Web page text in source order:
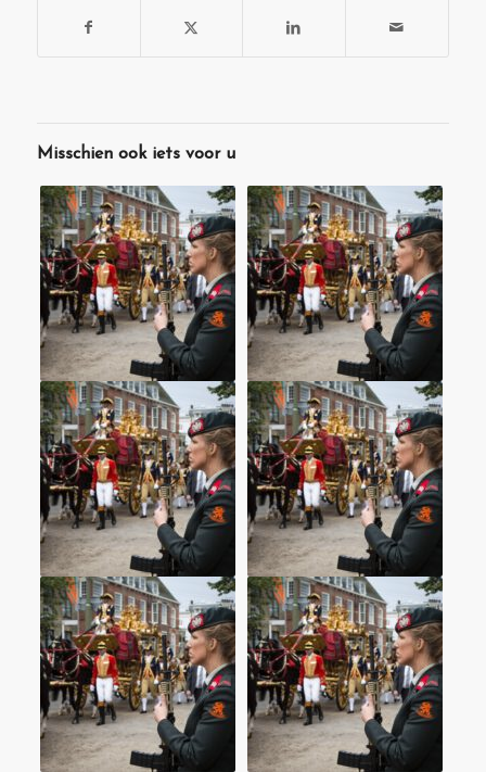
Misschien ook iets voor u